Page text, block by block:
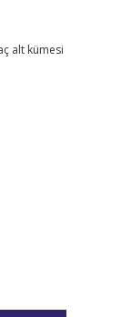
alt kümesi